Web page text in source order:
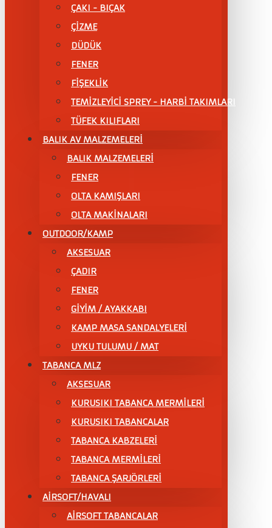
ÇAKI - BIÇAK
ÇİZME
DÜDÜK
FENER
FİŞEKLİK
TEMİZLEYİCİ SPREY - HARBİ TAKIMLARI
TÜFEK KILIFLARI
BALIK AV MALZEMELERİ
BALIK MALZEMELERİ
FENER
OLTA KAMIŞLARI
OLTA MAKİNALARI
OUTDOOR/KAMP
AKSESUAR
ÇADIR
FENER
GİYİM / AYAKKABI
KAMP MASA SANDALYELERİ
UYKU TULUMU / MAT
TABANCA MLZ
AKSESUAR
KURUSIKI TABANCA MERMİLERİ
KURUSIKI TABANCALAR
TABANCA KABZELERİ
TABANCA MERMİLERİ
TABANCA ŞARJÖRLERİ
AİRSOFT/HAVALI
AİRSOFT TABANCALAR